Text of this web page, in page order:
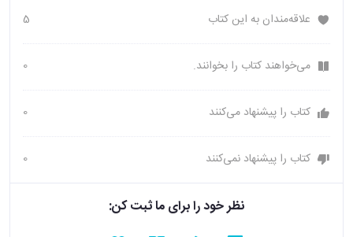
علاقه‌مندان به این کتاب 5
می‌خواهند کتاب را بخوانند. 0
کتاب را پیشنهاد می‌کنند 0
کتاب را پیشنهاد نمی‌کنند 0
نظر خود را برای ما ثبت کن: